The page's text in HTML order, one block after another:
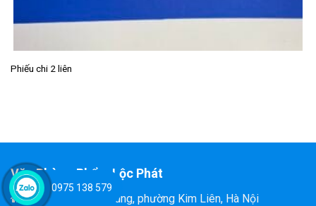
Phiếu chi 2 liên
Văn Phòng Phẩm Lộc Phát
Đ/C: 58 Tôn Thất Tùng, phường Kim Liên, Hà Nội
0975 138 579